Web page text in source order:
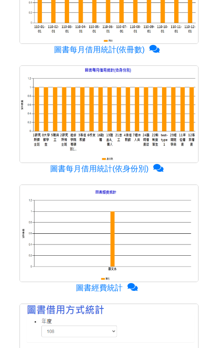
圖書每月借用統計(依冊數)
圖書每月借用統計(依身份別)
圖書經費統計